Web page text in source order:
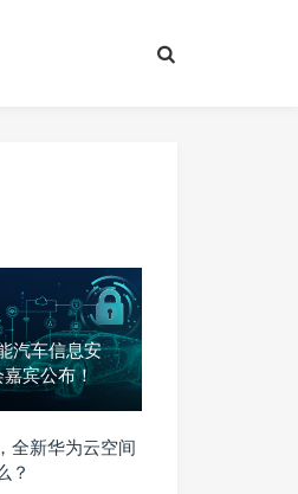
汽车信息安
嘉宾公布！
全新华为云空间
？